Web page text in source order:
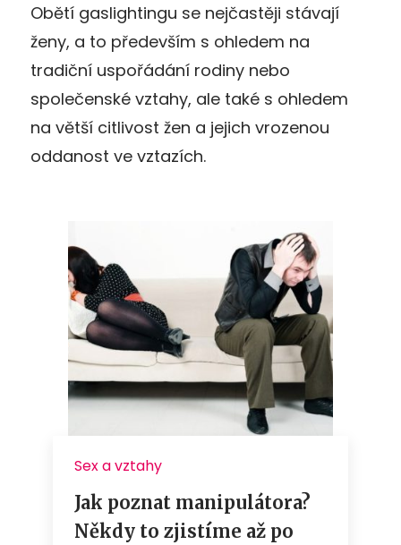
Obětí gaslightingu se nejčastěji stávají
ženy, a to především s ohledem na
tradiční uspořádání rodiny nebo
společenské vztahy, ale také s ohledem
na větší citlivost žen a jejich vrozenou
oddanost ve vztazích.